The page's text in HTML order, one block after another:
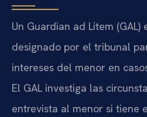
Un Guardian ad Litem (GAL)
designado por el tribunal
intereses del menor en
El GAL investiga las
entrevista al menor si tiene